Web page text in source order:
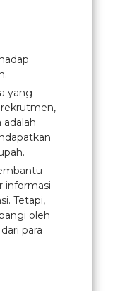
yang
adalah
informasi
Tetapi,
oleh
para